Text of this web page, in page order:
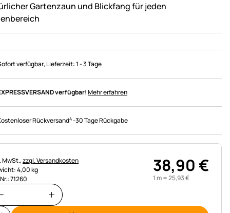
Gartenzaun und Blickfang für jeden
verfügbar, Lieferzeit:1 - 3 Tage
verfügbar!Mehr erfahren
Rückversand4-30 Tage Rückgabe
MwSt.,zzgl. Versandkosten
4,00 kg
71260
38,90€
1 m =25,93€